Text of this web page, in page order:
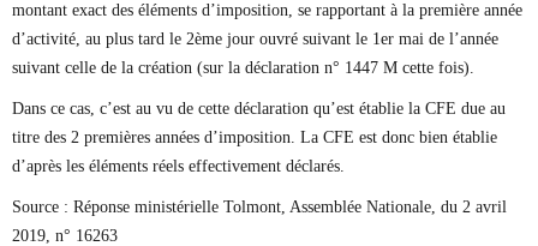
montant exact des éléments d’imposition, se rapportant à la première année
d’activité, au plus tard le 2ème jour ouvré suivant le 1er mai de l’année
suivant celle de la création (sur la déclaration n° 1447 M cette fois).
Dans ce cas, c’est au vu de cette déclaration qu’est établie la CFE due au
titre des 2 premières années d’imposition. La CFE est donc bien établie
d’après les éléments réels effectivement déclarés.
Source : Réponse ministérielle Tolmont, Assemblée Nationale, du 2 avril
2019, n° 16263